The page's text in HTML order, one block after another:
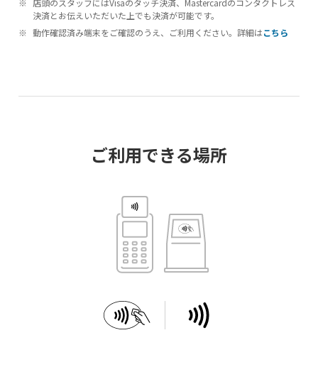
決済とお伝えいただいた上でも決済が可能です。
動作確認済み端末をご確認のうえ、ご利用ください。詳細はこちら
ご利用できる場所